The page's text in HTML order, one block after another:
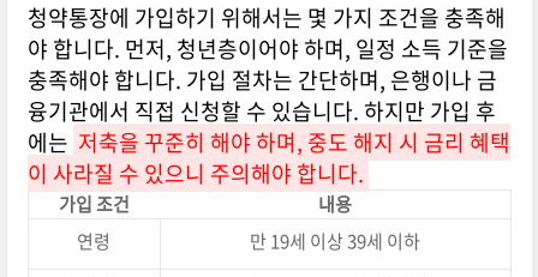
청약통장에 가입하기 위해서는 몇 가지 조건을 충족해
야 합니다. 먼저, 청년층이어야 하며, 일정 소득 기준을
충족해야 합니다. 가입 절차는 간단하며, 은행이나 금
융기관에서 직접 신청할 수 있습니다. 하지만 가입 후
에는 저축을 꾸준히 해야 하며, 중도 해지 시 금리 혜택
이 사라질 수 있으니 주의해야 합니다.
가입 조건
내용
연령
만 19세 이상 39세 이하